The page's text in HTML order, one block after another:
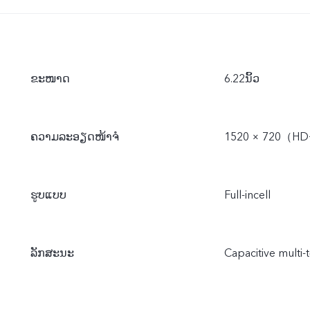
ຂະໜາດ 6.22ນິ້ວ
ຄວາມລະອຽດໜ້າຈໍ 1520 × 720（
ຮູບແບບ Full-incell
ລັກສະນະ Capacitive multi-